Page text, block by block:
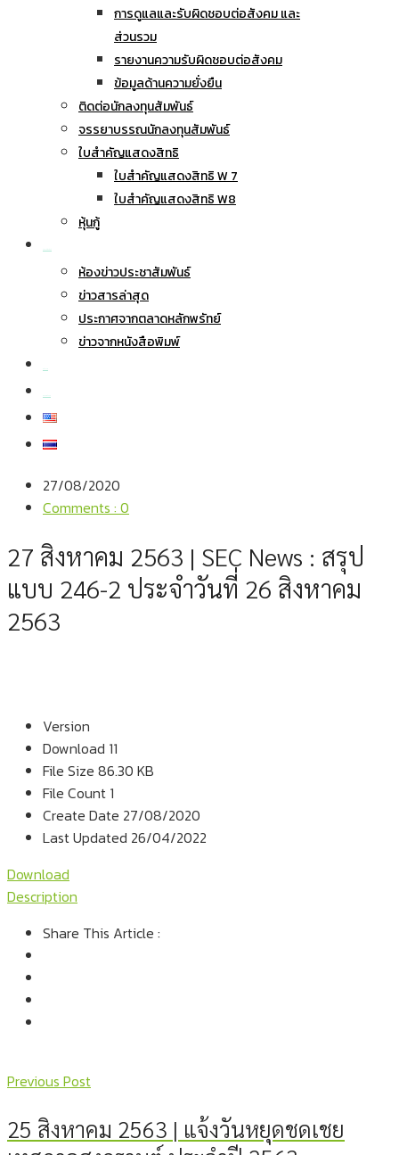
การดูแลและรับผิดชอบต่อสังคม และ
ส่วนรวม
รายงานความรับผิดชอบต่อสังคม
ข้อมูลด้านความยั่งยืน
ติดต่อนักลงทุนสัมพันธ์
จรรยาบรรณนักลงทุนสัมพันธ์
ใบสำคัญแสดงสิทธิ
ใบสำคัญแสดงสิทธิ W 7
ใบสำคัญแสดงสิทธิ W8
หุ้นกู้
ห้องข่าวประชาสัมพันธ์
ข่าวสารล่าสุด
ประกาศจากตลาดหลักพรัทย์
ข่าวจากหนังสือพิมพ์
27/08/2020
Comments : 0
27 สิงหาคม 2563 | SEC News : สรุป
แบบ 246-2 ประจำวันที่ 26 สิงหาคม
2563
Version
Download 11
File Size 86.30 KB
File Count 1
Create Date 27/08/2020
Last Updated 26/04/2022
Download
Description
Share This Article :
Previous Post
25 สิงหาคม 2563 | แจ้งวันหยุดชดเชย